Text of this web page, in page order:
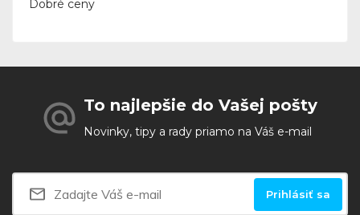
Dobré ceny
To najlepšie do Vašej pošty
Novinky, tipy a rady priamo na Váš e-mail
Prihlásiť sa